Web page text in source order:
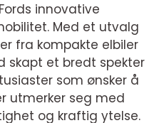
innovative
Med et utvalg
fra kompakte elbiler
skapt et bredt spekter
som ønsker å
utmerker seg med
og kraftig ytelse.